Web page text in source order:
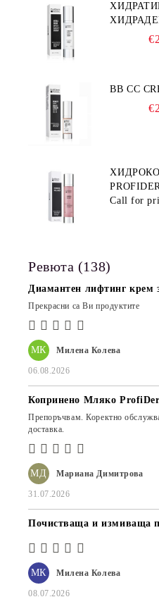
BB CC
Call for
Ревюта (138)
МК Милена Колева
06.08.2026
Диамантен лифтинг крем
Прекрасни са Ви продуктите
МД Мариана Димитрова
31.07.2026
Копринено Мляко
Препоръчвам. Коректно
доставка.
МК Милена Колева
08.07.2026
Почистваща и измиваща